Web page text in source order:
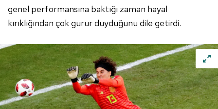
genel performansına baktığı zaman hayal
kırıklığından çok gurur duyduğunu dile getirdi.